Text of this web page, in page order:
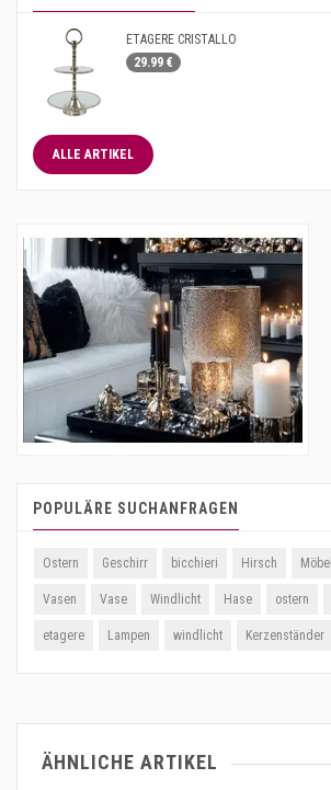
ETAGERE CRISTALLO
29.99 €
ALLE ARTIKEL
POPULÄRE SUCHANFRAGEN
Ostern Geschirr bicchieri Hirsch Möbel
Vasen Vase Windlicht Hase ostern
etagere Lampen windlicht Kerzenständer
ÄHNLICHE ARTIKEL